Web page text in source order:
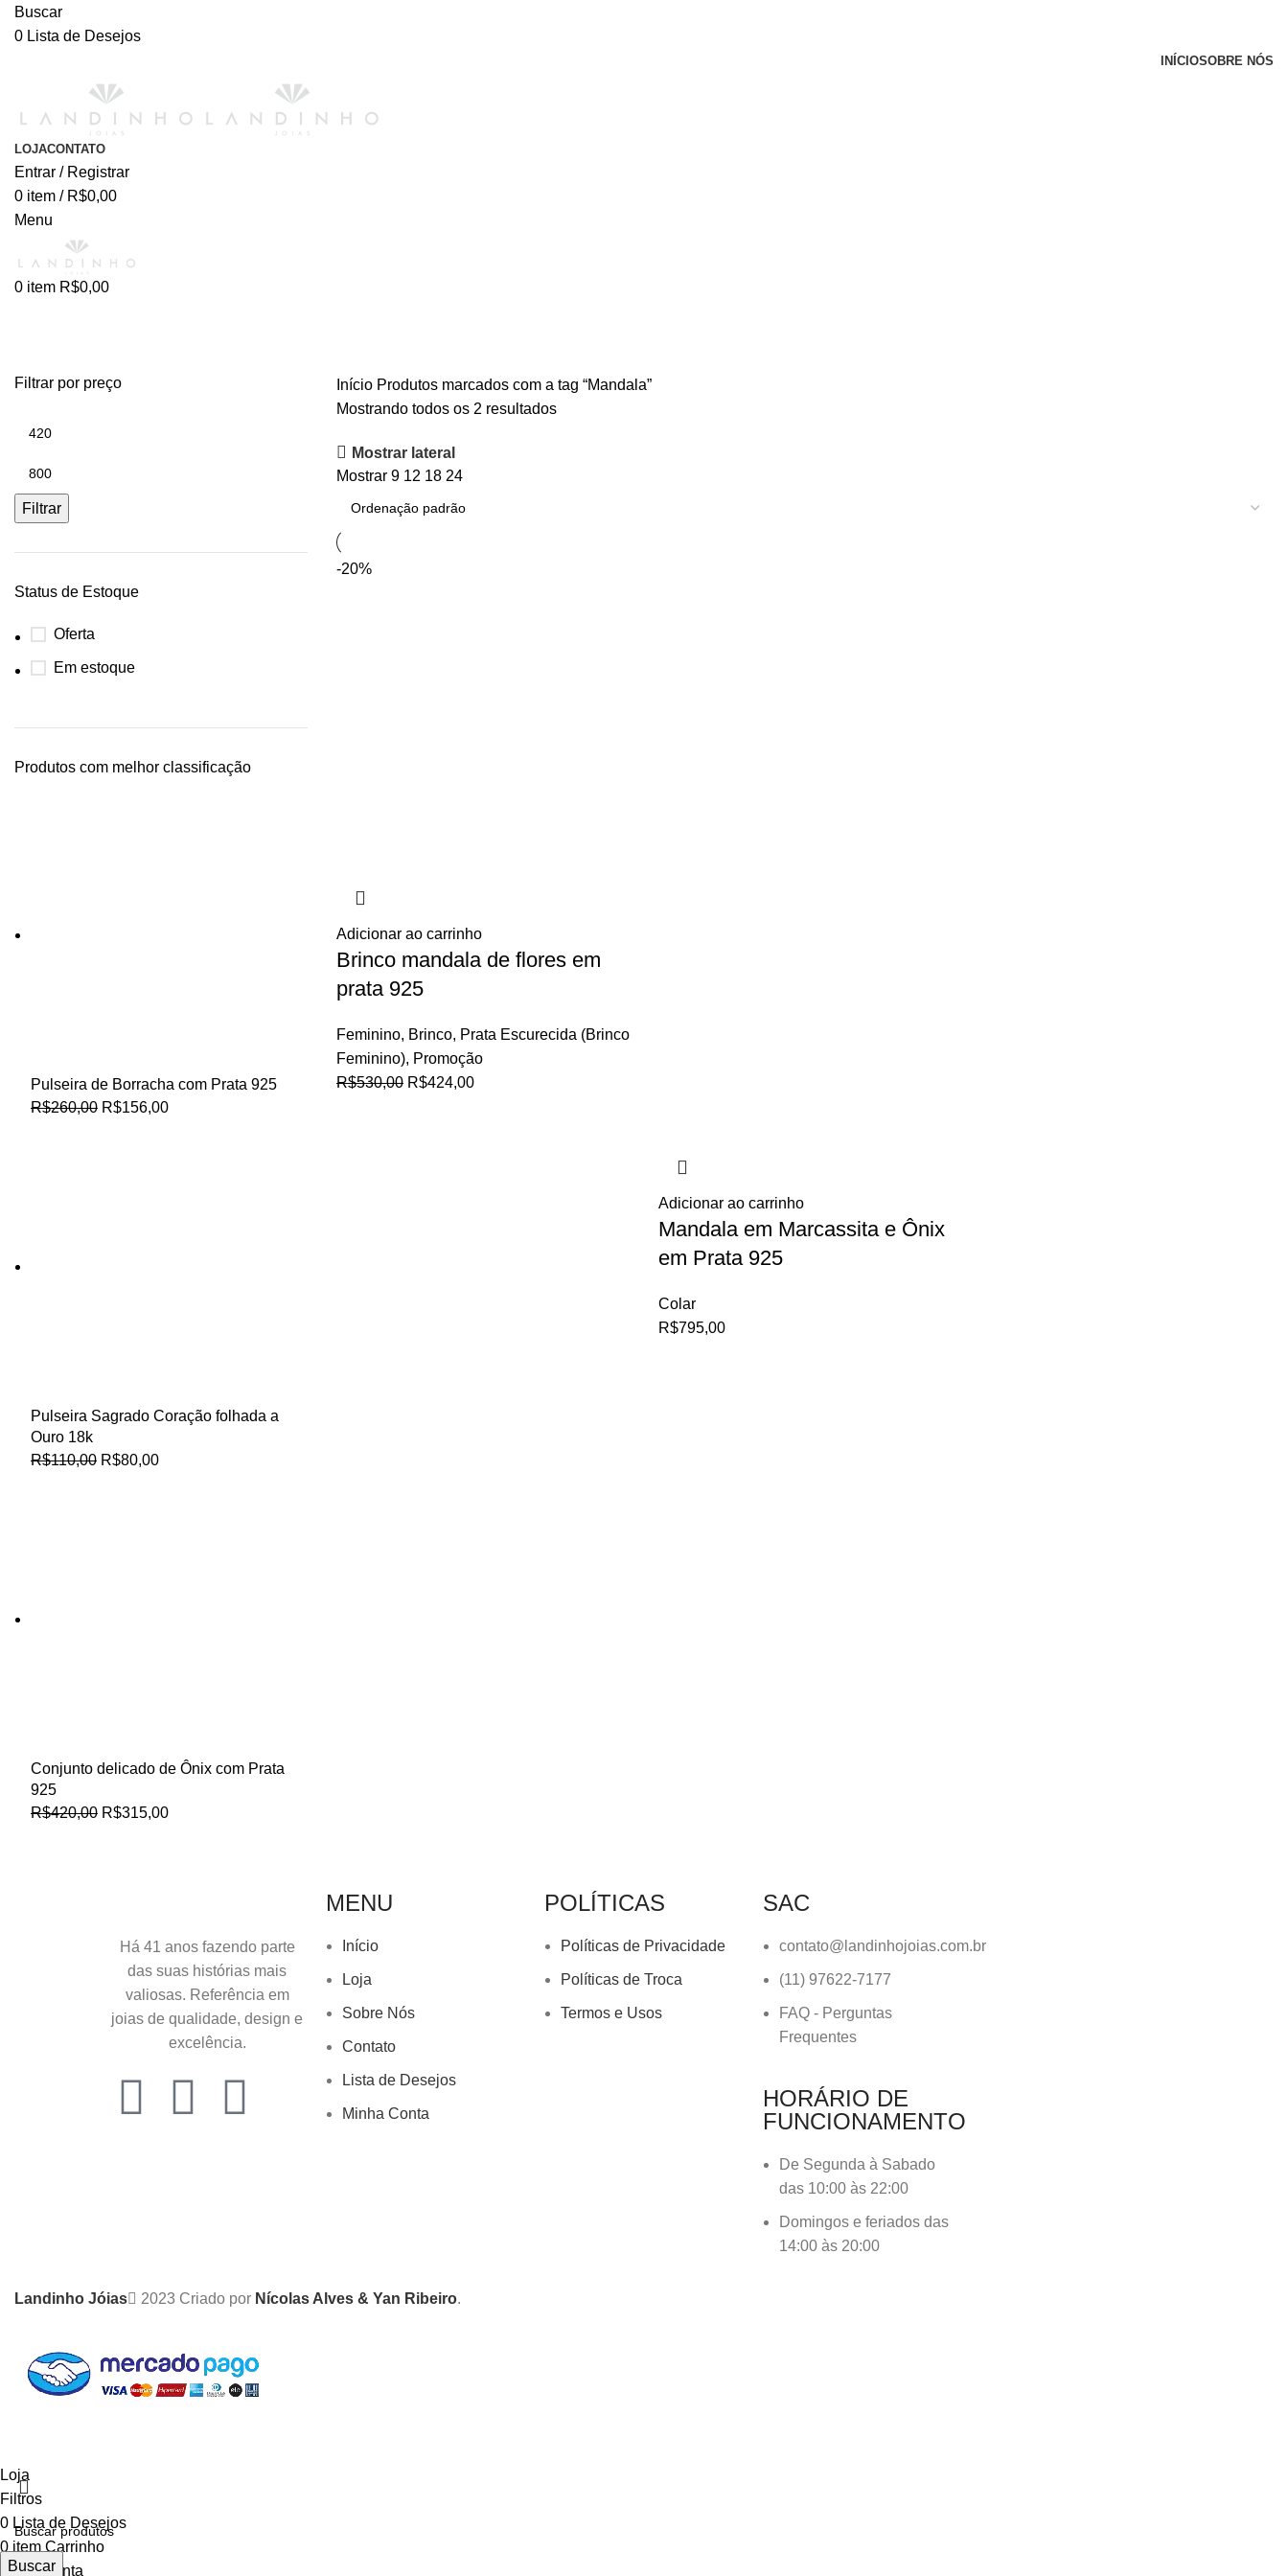
Buscar
0 Lista de Desejos
INÍCIOSOBRE NÓS
LOJACONTATO
Entrar / Registrar
0 item / R$0,00
Menu
0 item R$0,00
Filtrar por preço
Filtrar
Status de Estoque
Oferta
Em estoque
Produtos com melhor classificação
Pulseira de Borracha com Prata 925
R$260,00 R$156,00
Pulseira Sagrado Coração folhada a
Ouro 18k
R$110,00 R$80,00
Conjunto delicado de Ônix com Prata
925
R$420,00 R$315,00
Início Produtos marcados com a tag “Mandala”
Mostrando todos os 2 resultados
Mostrar lateral
Mostrar 9 12 18 24
-20%
Adicionar ao carrinho
Brinco mandala de flores em
prata 925
Feminino, Brinco, Prata Escurecida (Brinco
Feminino), Promoção
R$530,00 R$424,00
Adicionar ao carrinho
Mandala em Marcassita e Ônix
em Prata 925
Colar
R$795,00
Há 41 anos fazendo parte
das suas histórias mais
valiosas. Referência em
joias de qualidade, design e
excelência.
MENU
Início
Loja
Sobre Nós
Contato
Lista de Desejos
Minha Conta
POLÍTICAS
Políticas de Privacidade
Políticas de Troca
Termos e Usos
SAC
contato@landinhojoias.com.br
(11) 97622-7177
FAQ - Perguntas
Frequentes
HORÁRIO DE
FUNCIONAMENTO
De Segunda à Sabado
das 10:00 às 22:00
Domingos e feriados das
14:00 às 20:00
Landinho Jóias 2023 Criado por Nícolas Alves & Yan Ribeiro.
Buscar
Loja
Filtros
0 Lista de Desejos
0 item Carrinho
Minha conta